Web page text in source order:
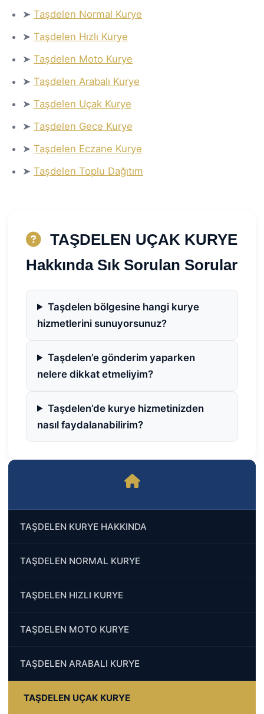
TAŞDELEN KURYE HAKKINDA
TAŞDELEN NORMAL KURYE
TAŞDELEN HIZLI KURYE
TAŞDELEN MOTO KURYE
TAŞDELEN ARABALI KURYE
TAŞDELEN UÇAK KURYE
➤ Taşdelen Normal Kurye
➤ Taşdelen Hızlı Kurye
➤ Taşdelen Moto Kurye
➤ Taşdelen Arabalı Kurye
➤ Taşdelen Uçak Kurye
➤ Taşdelen Gece Kurye
➤ Taşdelen Eczane Kurye
➤ Taşdelen Toplu Dağıtım
TAŞDELEN UÇAK KURYE
Hakkında Sık Sorulan Sorular
Taşdelen bölgesine hangi kurye
hizmetlerini sunuyorsunuz?
Taşdelen’e gönderim yaparken
nelere dikkat etmeliyim?
Taşdelen’de kurye hizmetinizden
nasıl faydalanabilirim?